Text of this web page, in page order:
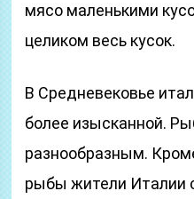
мясо маленькими
целиком весь кусок.
В Средневековье
более изысканной.
разнообразным.
рыбы жители Италии